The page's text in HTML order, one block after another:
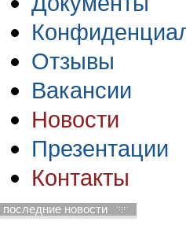
Отзывы
Вакансии
Новости
Презентации
Контакты
последние новости